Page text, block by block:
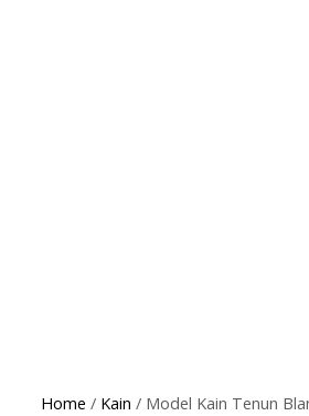
Home / Kain / Model Kain Tenun